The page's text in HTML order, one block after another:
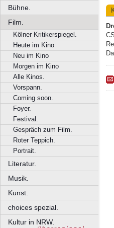
Bühne.
Film.
Kölner Kritikerspiegel.
Heute im Kino
Neu im Kino
Morgen im Kino
Alle Kinos.
Vorspann.
Coming soon.
Foyer.
Festival.
Gespräch zum Film.
Roter Teppich.
Portrait.
Literatur.
Musik.
Kunst.
choices spezial.
Kultur in NRW.